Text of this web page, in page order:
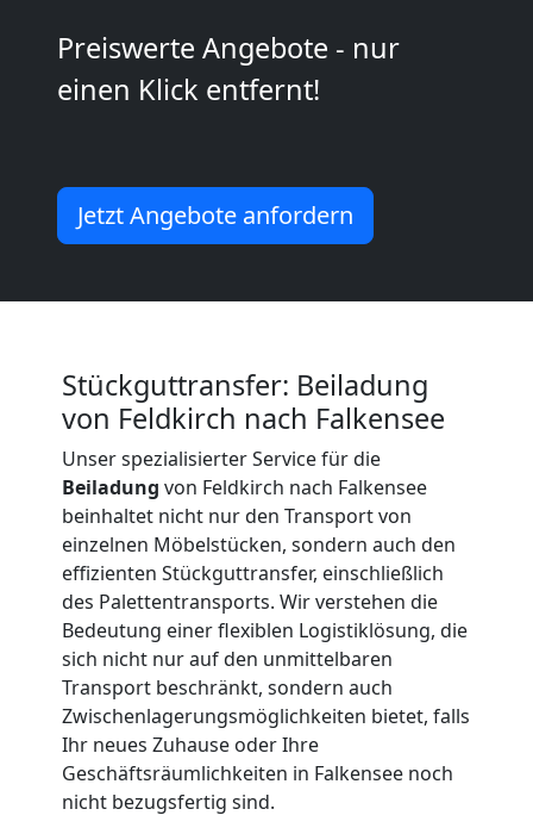
Preiswerte Angebote - nur
einen Klick entfernt!
Jetzt Angebote anfordern
Stückguttransfer: Beiladung
von Feldkirch nach Falkensee
Unser spezialisierter Service für die
Beiladung von Feldkirch nach Falkensee
beinhaltet nicht nur den Transport von
einzelnen Möbelstücken, sondern auch den
effizienten Stückguttransfer, einschließlich
des Palettentransports. Wir verstehen die
Bedeutung einer flexiblen Logistiklösung, die
sich nicht nur auf den unmittelbaren
Transport beschränkt, sondern auch
Zwischenlagerungsmöglichkeiten bietet, falls
Ihr neues Zuhause oder Ihre
Geschäftsräumlichkeiten in Falkensee noch
nicht bezugsfertig sind.
International
National
Beiladung
International
Internationaler
Umzug
Nationaler
Umzug